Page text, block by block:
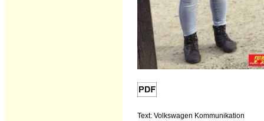
Text: Volkswagen Kommunikation